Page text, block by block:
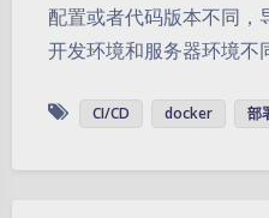
配置或者代码版本不同
开发环境和服务器环境不
CI/CD docker 部